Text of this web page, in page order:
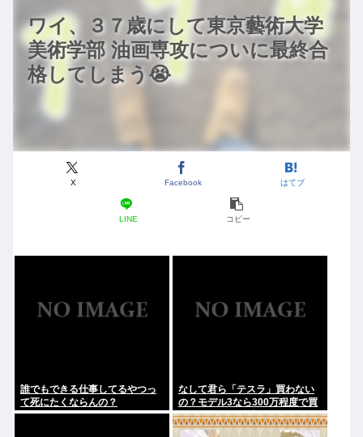
ワイ、３７歳にして東京藝術大学
美術学部 油画専攻についに最終合
格してしまう😭
X Facebook はてブ
LINE コピー
誰でもできる仕事してるやつっ
て死にたくならんの？
なして君ら「テスラ」買わない
の？モデル3なら300万程度で買
える.コスパ最強車がここにある
のに